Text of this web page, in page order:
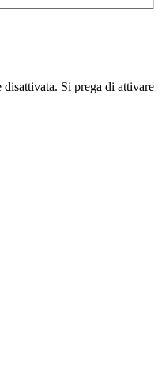
Si prega di attivare